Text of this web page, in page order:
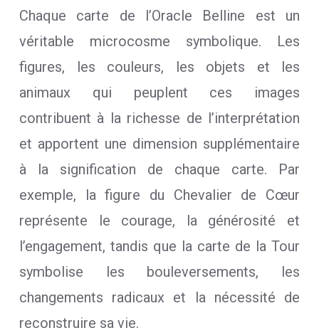
Chaque carte de l’Oracle Belline est un
véritable microcosme symbolique. Les
figures, les couleurs, les objets et les
animaux qui peuplent ces images
contribuent à la richesse de l’interprétation
et apportent une dimension supplémentaire
à la signification de chaque carte. Par
exemple, la figure du Chevalier de Cœur
représente le courage, la générosité et
l’engagement, tandis que la carte de la Tour
symbolise les bouleversements, les
changements radicaux et la nécessité de
reconstruire sa vie.